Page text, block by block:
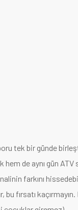
tek bir günde
de aynı gün
farkını
fırsatı